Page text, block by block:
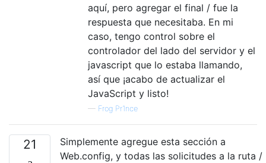
aquí, pero agregar el final / fue la
respuesta que necesitaba. En mi
caso, tengo control sobre el
controlador del lado del servidor y el
javascript que lo estaba llamando,
así que ¡acabo de actualizar el
JavaScript y listo!
— Frog Pr1nce
21
Simplemente agregue esta sección a
Web.config, y todas las solicitudes a la ruta /